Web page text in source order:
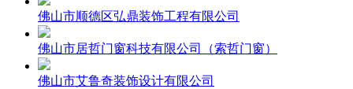
佛山市顺德区弘鼎装饰工程有限公司
佛山市居哲门窗科技有限公司（索哲门窗）
佛山市艾鲁奇装饰设计有限公司